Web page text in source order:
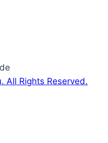
All Rights Reserved.